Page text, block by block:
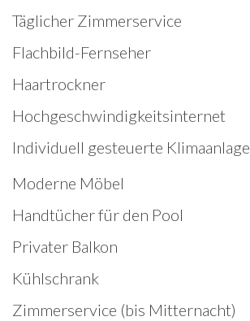
Täglicher Zimmerservice
Flachbild-Fernseher
Haartrockner
Hochgeschwindigkeitsinternet
Individuell gesteuerte Klimaanlage
Moderne Möbel
Handtücher für den Pool
Privater Balkon
Kühlschrank
Zimmerservice (bis Mitternacht)